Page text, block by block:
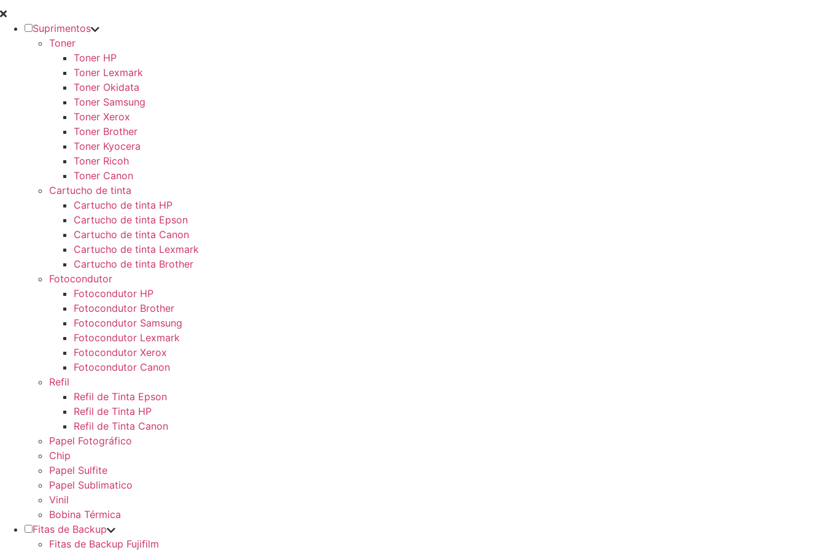
Suprimentos
Toner
Toner HP
Toner Lexmark
Toner Okidata
Toner Samsung
Toner Xerox
Toner Brother
Toner Kyocera
Toner Ricoh
Toner Canon
Cartucho de tinta
Cartucho de tinta HP
Cartucho de tinta Epson
Cartucho de tinta Canon
Cartucho de tinta Lexmark
Cartucho de tinta Brother
Fotocondutor
Fotocondutor HP
Fotocondutor Brother
Fotocondutor Samsung
Fotocondutor Lexmark
Fotocondutor Xerox
Fotocondutor Canon
Refil
Refil de Tinta Epson
Refil de Tinta HP
Refil de Tinta Canon
Papel Fotográfico
Chip
Papel Sulfite
Papel Sublimatico
Vinil
Bobina Térmica
Fitas de Backup
Fitas de Backup Fujifilm